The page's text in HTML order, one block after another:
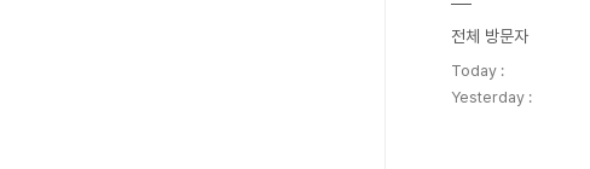
전체 방문자
Today :
Yesterday :